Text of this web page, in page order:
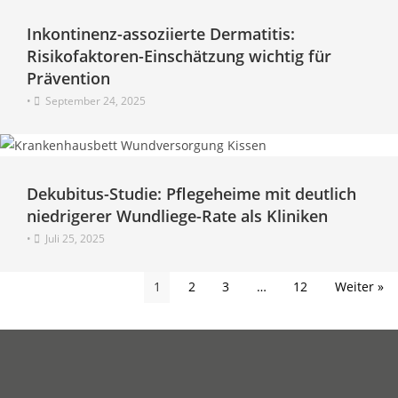
Inkontinenz-assoziierte Dermatitis:
Risikofaktoren-Einschätzung wichtig für
Prävention
• September 24, 2025
Dekubitus-Studie: Pflegeheime mit deutlich
niedrigerer Wundliege-Rate als Kliniken
• Juli 25, 2025
1 2 3 … 12 Weiter »